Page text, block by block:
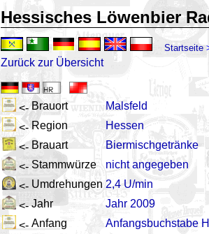
Hessisches Löwenbier
Startseite
Zurück zur Übersicht
<- Brauort
Malsfeld
<- Region
Hessen
<- Brauart
Biermischgetränke
<- Stammwürze
nicht angegeben
<- Umdrehungen 2,4 U/min
<- Jahr
Jahr 2009
<- Anfang
Anfangsbuchstabe H